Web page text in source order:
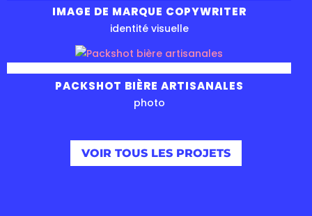
IMAGE DE MARQUE COPYWRITER
identité visuelle
PACKSHOT BIÈRE ARTISANALES
photo
VOIR TOUS LES PROJETS